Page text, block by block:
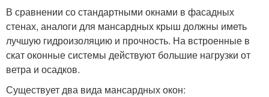
В сравнении со стандартными окнами в фасадных
стенах, аналоги для мансардных крыш должны иметь
лучшую гидроизоляцию и прочность. На встроенные в
скат оконные системы действуют большие нагрузки от
ветра и осадков.
Существует два вида мансардных окон: